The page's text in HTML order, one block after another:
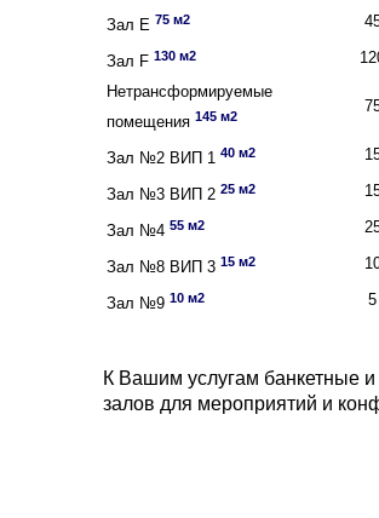
Зал Е 75 м2
Зал F 130 м2
Нетрансформируемые
помещения 145 м2
Зал №2 ВИП 1 40 м2
Зал №3 ВИП 2 25 м2
Зал №4 55 м2
Зал №8 ВИП 3 15 м2
Зал №9 10 м2 5
К Вашим услугам банкетные
залов для мероприятий и